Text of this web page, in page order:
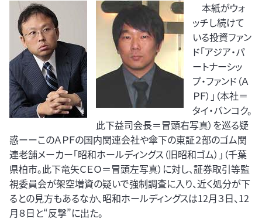
本紙がウォ
ッチし続けて
いる投資ファン
ド「アジア・パ
ートナーシッ
プ・ファンド（Ａ
ＰＦ）」（本社＝
タイ・バンコク。
此下益司会長＝冒頭右写真）を巡る疑
惑ーーこのＡＰＦの国内関連会社や傘下の東証２部のゴム関
連老舗メーカー「昭和ホールディングス（旧昭和ゴム）」（千葉
県柏市。此下竜矢ＣＥＯ＝冒頭左写真）に対し、証券取引等監
視委員会が架空増資の疑いで強制調査に入り、近く処分が下
るとの見方もあるなか、昭和ホールディングスは12月３日、12
月８日と“反撃”に出た。